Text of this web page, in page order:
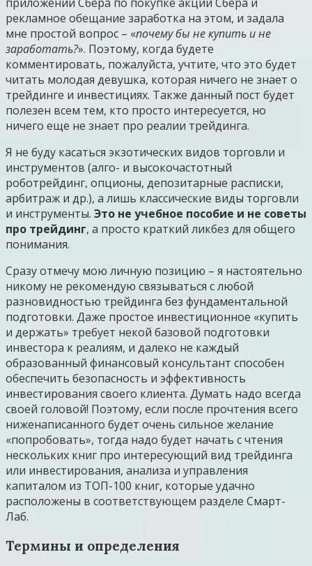
рекламное обещание заработка на этом, и задала
мне простой вопрос – «почему бы не купить и не
заработать?». Поэтому, когда будете
комментировать, пожалуйста, учтите, что это будет
читать молодая девушка, которая ничего не знает о
трейдинге и инвестициях. Также данный пост будет
полезен всем тем, кто просто интересуется, но
ничего еще не знает про реалии трейдинга.
Я не буду касаться экзотических видов торговли и
инструментов (алго- и высокочастотный
роботрейдинг, опционы, депозитарные расписки,
арбитраж и др.), а лишь классические виды торговли
и инструменты. Это не учебное пособие и не советы
про трейдинг, а просто краткий ликбез для общего
понимания.
Сразу отмечу мою личную позицию – я настоятельно
никому не рекомендую связываться с любой
разновидностью трейдинга без фундаментальной
подготовки. Даже простое инвестиционное «купить
и держать» требует некой базовой подготовки
инвестора к реалиям, и далеко не каждый
образованный финансовый консультант способен
обеспечить безопасность и эффективность
инвестирования своего клиента. Думать надо всегда
своей головой! Поэтому, если после прочтения всего
ниженаписанного будет очень сильное желание
«попробовать», тогда надо будет начать с чтения
нескольких книг про интересующий вид трейдинга
или инвестирования, анализа и управления
капиталом из ТОП-100 книг, которые удачно
расположены в соответствующем разделе Смарт-
Лаб.
Термины и определения